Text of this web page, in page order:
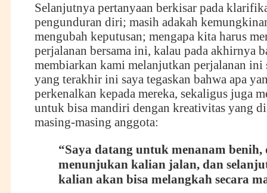
Selanjutnya pertanyaan berkisar pada
pengunduran diri; masih adakah
mengubah keputusan; mengapa kita harus
perjalanan bersama ini, kalau pada akhirnya
membiarkan kami melanjutkan perjalanan
yang terakhir ini saya tegaskan bahwa apa
perkenalkan kepada mereka, sekaligus juga
untuk bisa mandiri dengan kreativitas yang
masing-masing anggota:
“Saya datang untuk menanam benih,
menunjukan kalian jalan, dan
kalian akan bisa melangkah secara